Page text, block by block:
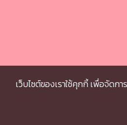
เว็บไซต์ของเราใช้คุกกี้ เพื่อจัด